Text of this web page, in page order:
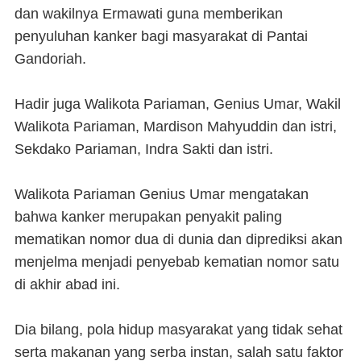
dan wakilnya Ermawati guna memberikan
penyuluhan kanker bagi masyarakat di Pantai
Gandoriah.
Hadir juga Walikota Pariaman, Genius Umar, Wakil
Walikota Pariaman, Mardison Mahyuddin dan istri,
Sekdako Pariaman, Indra Sakti dan istri.
Walikota Pariaman Genius Umar mengatakan
bahwa kanker merupakan penyakit paling
mematikan nomor dua di dunia dan diprediksi akan
menjelma menjadi penyebab kematian nomor satu
di akhir abad ini.
Dia bilang, pola hidup masyarakat yang tidak sehat
serta makanan yang serba instan, salah satu faktor